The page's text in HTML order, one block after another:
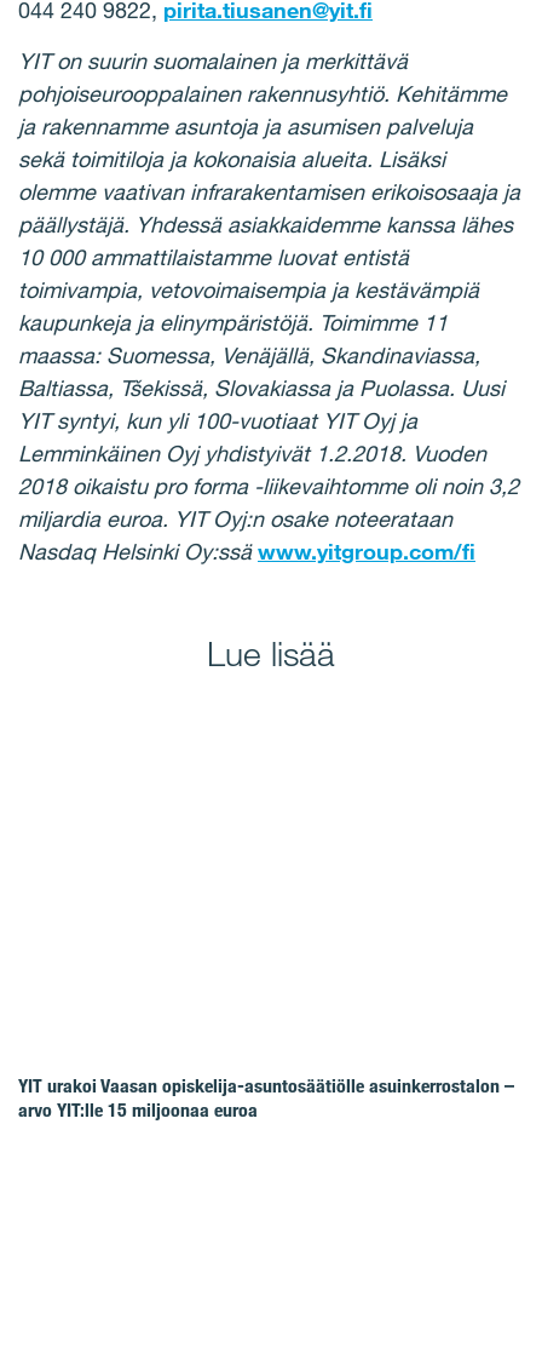
044 240 9822, pirita.tiusanen@yit.fi
YIT on suurin suomalainen ja merkittävä
pohjoiseurooppalainen rakennusyhtiö. Kehitämme
ja rakennamme asuntoja ja asumisen palveluja
sekä toimitiloja ja kokonaisia alueita. Lisäksi
olemme vaativan infrarakentamisen erikoisosaaja ja
päällystäjä. Yhdessä asiakkaidemme kanssa lähes
10 000 ammattilaistamme luovat entistä
toimivampia, vetovoimaisempia ja kestävämpiä
kaupunkeja ja elinympäristöjä. Toimimme 11
maassa: Suomessa, Venäjällä, Skandinaviassa,
Baltiassa, Tšekissä, Slovakiassa ja Puolassa. Uusi
YIT syntyi, kun yli 100-vuotiaat YIT Oyj ja
Lemminkäinen Oyj yhdistyivät 1.2.2018. Vuoden
2018 oikaistu pro forma -liikevaihtomme oli noin 3,2
miljardia euroa. YIT Oyj:n osake noteerataan
Nasdaq Helsinki Oy:ssäwww.yitgroup.com/fi
Lue lisää
YIT urakoi Vaasan opiskelija-asuntosäätiölle asuinkerrostalon –
arvo YIT:lle 15 miljoonaa euroa